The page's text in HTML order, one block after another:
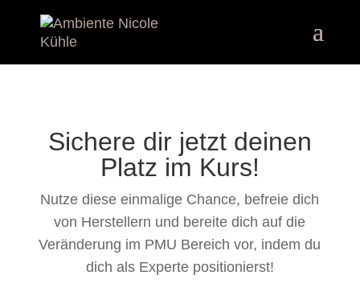
Sichere dir jetzt deinen
Platz im Kurs!
Nutze diese einmalige Chance, befreie dich
von Herstellern und bereite dich auf die
Veränderung im PMU Bereich vor, indem du
dich als Experte positionierst!